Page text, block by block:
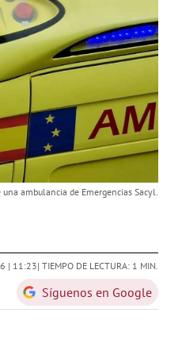
una ambulancia de Emergencias Sacyl.
| 11:23| TIEMPO DE LECTURA: 1 MIN.
Síguenos en Google